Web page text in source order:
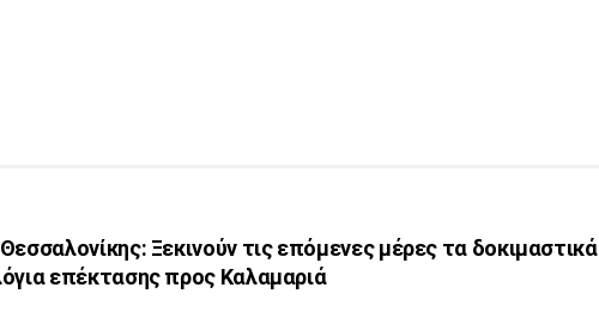
Ξεκινούν τις επόμενες μέρες τα δοκιμαστικά
επέκτασης προς Καλαμαριά